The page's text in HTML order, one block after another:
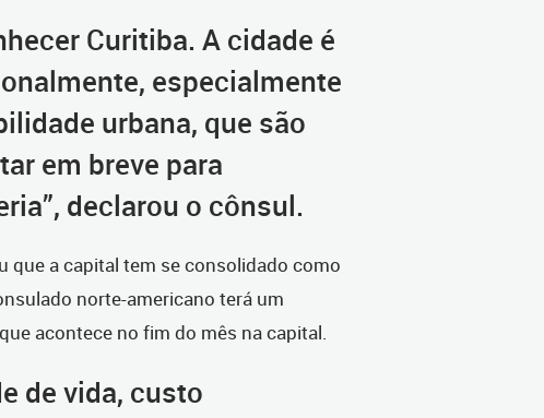
Curitiba. A cidade é
especialmente
urbana, que são
em breve para
declarou o cônsul.
que a capital tem se consolidado como
norte-americano terá um
acontece no fim do mês na capital.
de vida, custo